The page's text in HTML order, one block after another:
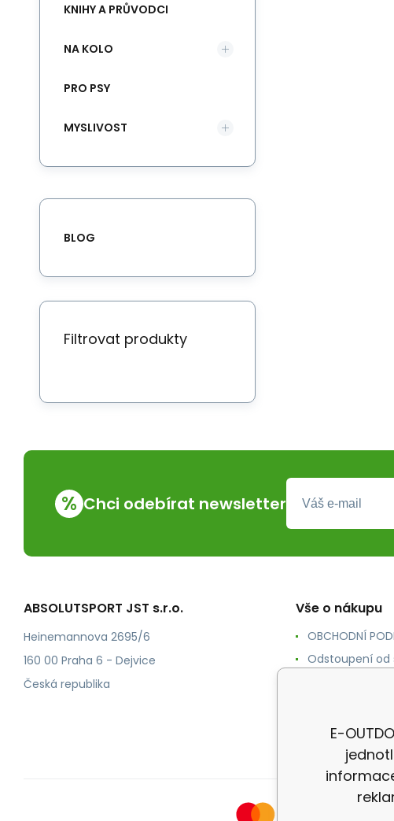
KNIHY A PRŮVODCI
NA KOLO
PRO PSY
MYSLIVOST
BLOG
Filtrovat produkty
% Chci odebírat newsletter
ABSOLUTSPORT JST s.r.o.
Heinemannova 2695/6
160 00 Praha 6 - Dejvice
Česká republika
Vše o nákupu
OBCHODNÍ
Odstoupení od
Ochrana
E-